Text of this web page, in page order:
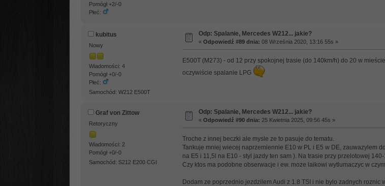
Pomógł +2/-0
Płeć:
kubitus
Nowy
Wiadomości: 4
Pomógł +0/-0
Płeć:
Samochód: W212 E500T
Odp: Spalanie, Mercedes W212... jakie?
« Odpowiedź #89 dnia: 08 Września 2020, 13:16 55s »
E500T (M273) - od 12 przy spokojnej trasie (do 140km/h) do 20 w
oczywiście spalanie LPG
Graf von Zittow
Retoryczny
Wiadomości: 2
Pomógł +0/-0
Samochód: S212 E200 CGI
Odp: Spalanie, Mercedes W212... jakie?
« Odpowiedź #90 dnia: 25 Kwietnia 2025, 09:56 45s »
Troche z innej beczki ale mysle ze to pasuje do tematu.
Tankuje mniej wiecej naprzemiennie E10 w PL i E5 w DE, zauwazylem
na E5 i 11,5l na E10 - styl jazdy ten sam ). Na trasie przy przelotowej
Czy ktos ma podobne obserwacje i ew. moze laikowi wytlumaczyc w
Dodam ze poprzednio jezdzilem Audi z 1.8 TSI i nie bylo zadnych roznic